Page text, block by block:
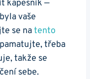
kapesník —
vaše
se natento
třeba
takže se
sebe.